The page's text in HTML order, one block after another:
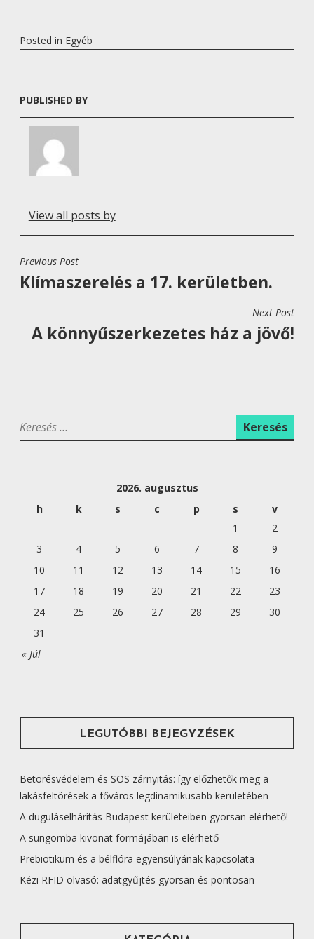
Posted in Egyéb
PUBLISHED BY
View all posts by
B
E
S
Previous Post
Klímaszerelés a 17. kerületben.
Next Post
A könnyűszerkezetes ház a jövő!
K
e
2026. augusztus
h
k s c p s v
« Júl
1
2
3
4 5 6 7 8
9
10
11 12 13 14 15
16
17
18 19 20 21 22
23
24
25 26 27 28 29
30
31
LEGUTÓBBI BEJEGYZÉSEK
Betörésvédelem és SOS zárnyitás: így előzhetők meg a
lakásfeltörések a főváros legdinamikusabb kerületében
A duguláselhárítás Budapest kerületeiben gyorsan elérhető!
A süngomba kivonat formájában is elérhető
Prebiotikum és a bélflóra egyensúlyának kapcsolata
Kézi RFID olvasó: adatgyűjtés gyorsan és pontosan